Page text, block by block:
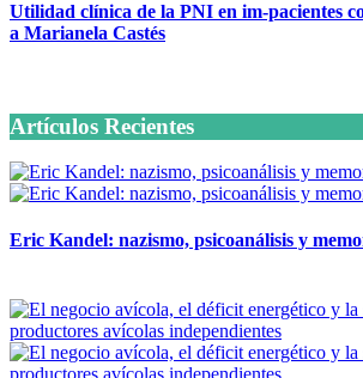
Utilidad clínica de la PNI en im-pacientes
a Marianela Castés
Artículos Recientes
Eric Kandel: nazismo, psicoanálisis y